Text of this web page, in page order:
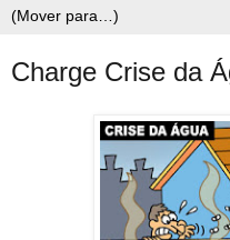
Charge Crise da